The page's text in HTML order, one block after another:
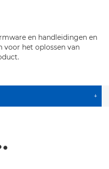
en handleidingen en
het oplossen van
+